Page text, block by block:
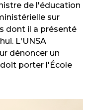
de l'éducation
sur
dont il a présenté
L'UNSA
dénoncer un
porter l'École